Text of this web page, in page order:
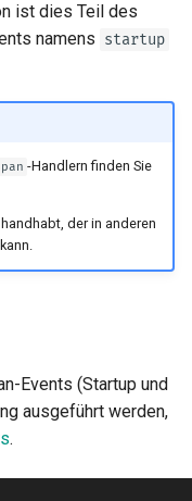
ist dies Teil des
namens startup
-Handlern finden Sie
der in anderen
Events (Startup und
ausgeführt werden,
.